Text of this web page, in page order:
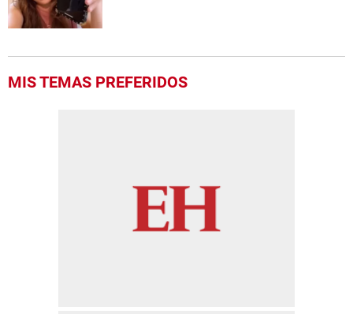
MIS TEMAS PREFERIDOS